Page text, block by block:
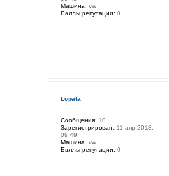
Машина: vw
Баллы репутации: 0
Lopata
Сообщения: 10
Зарегистрирован: 11 апр 2018,
09:49
Машина: vw
Баллы репутации: 0